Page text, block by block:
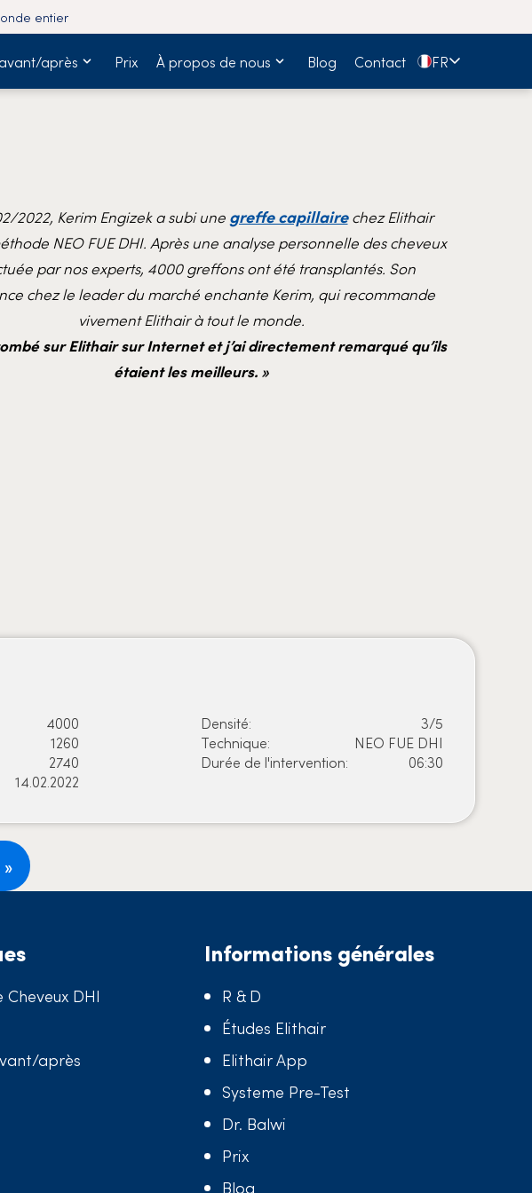
entier
après Prix À propos de nous Blog Contact 🇫🇷FR
2022, Kerim Engizek a subi une greffe capillairechez Elithair
NEO FUE DHI. Après une analyse personnelle des cheveux
par nos experts, 4000 greffons ont été transplantés. Son
chez le leader du marché enchante Kerim, qui recommande
vivement Elithair à tout le monde.
sur Elithair sur Internet et j’ai directement remarqué qu’ils
étaient les meilleurs. »
4000
1260
2740
14.02.2022
Densité:
3/5
Technique:
NEO FUE DHI
Durée de l'intervention:
06:30
DHI
après
Informations générales
R & D
Études Elithair
Elithair App
Systeme Pre-Test
Dr. Balwi
Prix
Blog